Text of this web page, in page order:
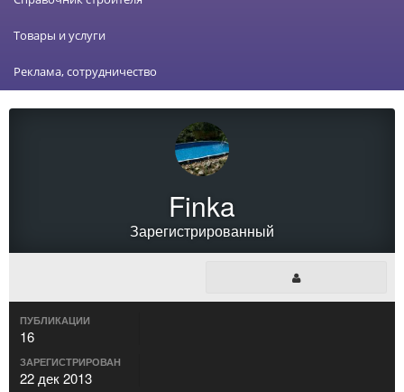
Товары и услуги
Реклама, сотрудничество
Finka
Зарегистрированный
ПУБЛИКАЦИИ
16
ЗАРЕГИСТРИРОВАН
22 дек 2013